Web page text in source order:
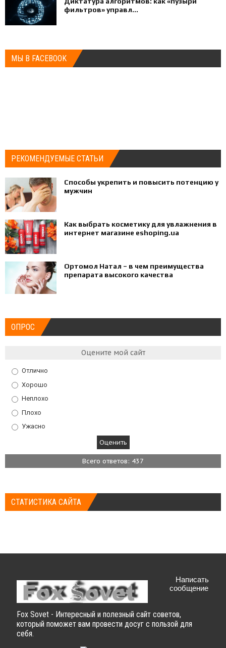
фильтров» управл...
МЫ В FACEBOOK
РЕКОМЕНДУЕМЫЕ СТАТЬИ
Способы укрепить и повысить потенцию у
мужчин
Как выбрать косметику для увлажнения в
интернет магазине eshoping.ua
Ортомол Натал – в чем преимущества
препарата высокого качества
ОПРОС
Оцените мой сайт
Отлично
Хорошо
Неплохо
Плохо
Ужасно
Всего ответов: 437
СТАТИСТИКА САЙТА
Fox Sovet - Интересный и полезный сайт советов,
который поможет вам провести досуг с пользой для
себя.
Написать
сообщение